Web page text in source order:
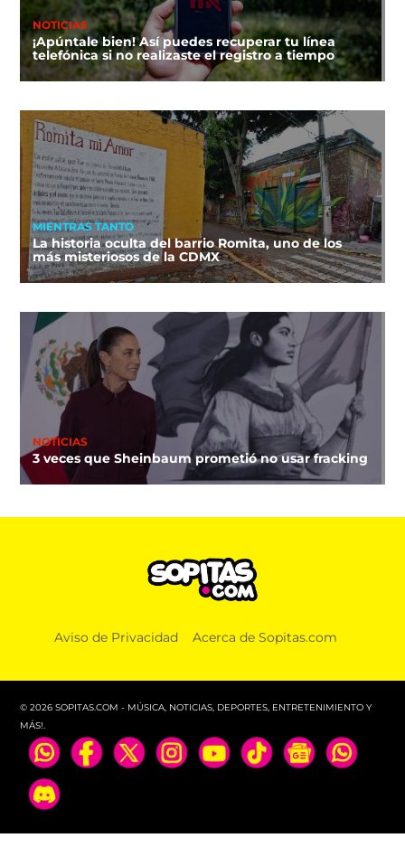
NOTICIAS
¡Apúntale bien! Así puedes recuperar tu línea
telefónica si no realizaste el registro a tiempo
MIENTRAS TANTO
La historia oculta del barrio Romita, uno de los
más misteriosos de la CDMX
NOTICIAS
3 veces que Sheinbaum prometió no usar fracking
Aviso de Privacidad Acerca de Sopitas.com
© 2026 SOPITAS.COM - MÚSICA, NOTICIAS, DEPORTES, ENTRETENIMIENTO Y
MÁS!.